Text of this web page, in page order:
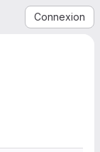
Connexion